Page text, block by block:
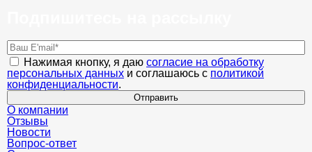
Нажимая кнопку, я даю согласие на обработку
персональных данных и соглашаюсь с политикой
конфиденциальности.
Отправить
О компании
Отзывы
Новости
Вопрос-ответ